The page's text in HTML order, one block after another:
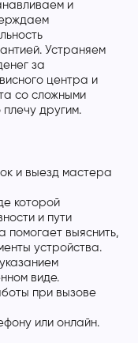
и
Устраняем
за
центра и
со сложными
другим.
и выезд мастера
которой
и пути
помогает выяснить,
устройства.
виде.
при вызове
или онлайн.